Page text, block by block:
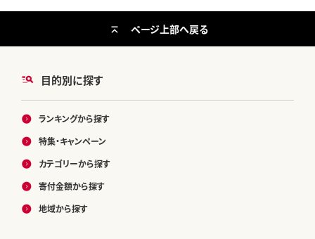
目的別に探す
ランキングから探す
特集・キャンペーン
カテゴリーから探す
寄付金額から探す
地域から探す
ページ上部へ戻る